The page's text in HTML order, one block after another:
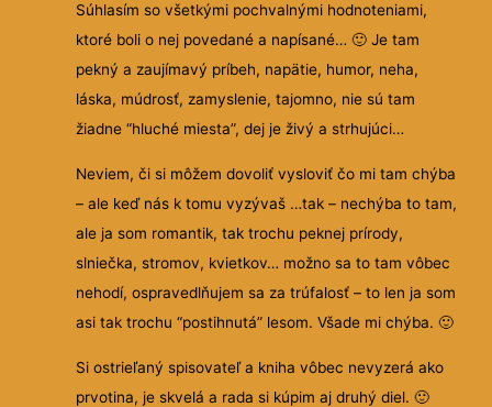
Súhlasím so všetkými pochvalnými hodnoteniami,
ktoré boli o nej povedané a napísané…🙂 Je tam
pekný a zaujímavý príbeh, napätie, humor, neha,
láska, múdrosť, zamyslenie, tajomno, nie sú tam
žiadne “hluché miesta”, dej je živý a strhujúci…
Neviem, či si môžem dovoliť vysloviť čo mi tam chýba
– ale keď nás k tomu vyzývaš …tak – nechýba to tam,
ale ja som romantik, tak trochu peknej prírody,
slniečka, stromov, kvietkov… možno sa to tam vôbec
nehodí, ospravedlňujem sa za trúfalosť – to len ja som
asi tak trochu “postihnutá” lesom. Všade mi chýba.🙂
Si ostrieľaný spisovateľ a kniha vôbec nevyzerá ako
prvotina, je skvelá a rada si kúpim aj druhý diel.🙂